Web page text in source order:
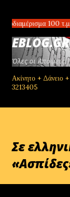
τ.μ
EBLOG.GR
Όλες οι Απόψεις!
Ακίνητο + Δάνειο
3213405
Σε